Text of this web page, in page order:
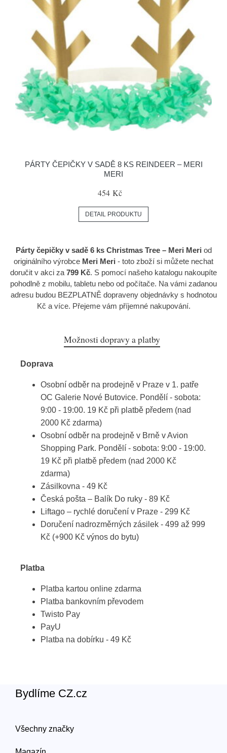
PÁRTY ČEPIČKY V SADĚ 8 KS REINDEER – MERI
MERI
454 Kč
DETAIL PRODUKTU
Párty čepičky v sadě 6 ks Christmas Tree – Meri Meri od
originálního výrobce Meri Meri - toto zboží si můžete nechat
doručit v akci za 799 Kč. S pomocí našeho katalogu nakoupíte
pohodlně z mobilu, tabletu nebo od počítače. Na vámi zadanou
adresu budou BEZPLATNĚ dopraveny objednávky s hodnotou
Kč a více. Přejeme vám příjemné nakupování.
Možnosti dopravy a platby
Doprava
Osobní odběr na prodejně v Praze v 1. patře
OC Galerie Nové Butovice. Pondělí - sobota:
9:00 - 19:00. 19 Kč při platbě předem (nad
2000 Kč zdarma)
Osobní odběr na prodejně v Brně v Avion
Shopping Park. Pondělí - sobota: 9:00 - 19:00.
19 Kč při platbě předem (nad 2000 Kč
zdarma)
Zásilkovna - 49 Kč
Česká pošta – Balík Do ruky - 89 Kč
Liftago – rychlé doručení v Praze - 299 Kč
Doručení nadrozměrných zásilek - 499 až 999
Kč (+900 Kč výnos do bytu)
Platba
Platba kartou online zdarma
Platba bankovním převodem
Twisto Pay
PayU
Platba na dobírku - 49 Kč
Bydlíme CZ.cz
Všechny značky